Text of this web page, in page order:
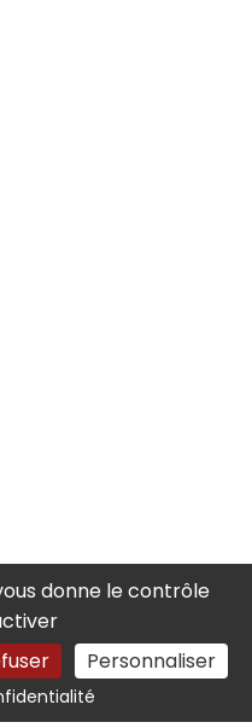
donne le contrôle
Personnaliser